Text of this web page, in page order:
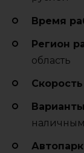
Время
Регион
область